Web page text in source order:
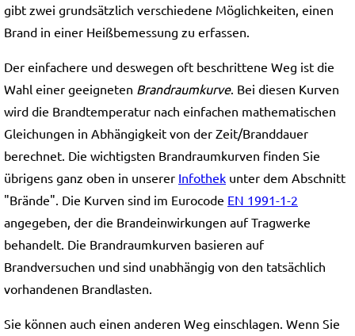
gibt zwei grundsätzlich verschiedene Möglichkeiten, einen
Brand in einer Heißbemessung zu erfassen.
Der einfachere und deswegen oft beschrittene Weg ist die
Wahl einer geeigneten Brandraumkurve. Bei diesen Kurven
wird die Brandtemperatur nach einfachen mathematischen
Gleichungen in Abhängigkeit von der Zeit/Branddauer
berechnet. Die wichtigsten Brandraumkurven finden Sie
übrigens ganz oben in unserer Infothek unter dem Abschnitt
"Brände". Die Kurven sind im Eurocode EN 1991-1-2
angegeben, der die Brandeinwirkungen auf Tragwerke
behandelt. Die Brandraumkurven basieren auf
Brandversuchen und sind unabhängig von den tatsächlich
vorhandenen Brandlasten.
Sie können auch einen anderen Weg einschlagen. Wenn Sie